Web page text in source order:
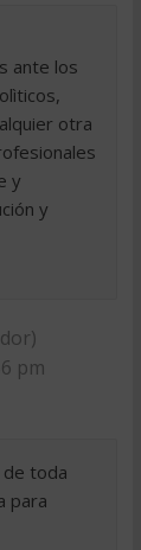
ante los
otra
y
y
pm
de toda
para